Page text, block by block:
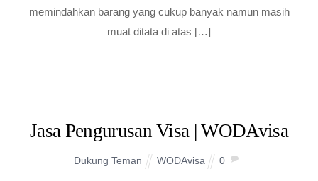
memindahkan barang yang cukup banyak namun masih
muat ditata di atas […]
Jasa Pengurusan Visa | WODAvisa
Dukung Teman WODAvisa 0